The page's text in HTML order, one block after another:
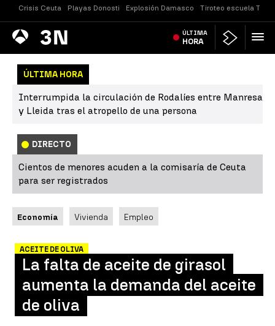
Crisis Ceuta Playas Donosti Explosión Damasco Tiroteo escuela
Antena
3 Noticias ÚLTIMA
HORA
ÚLTIMA HORA
Interrumpida la circulación de Rodalíes entre Manresa
y Lleida tras el atropello de una persona
DIRECTO
Cientos de menores acuden a la comisaría de Ceuta
para ser registrados
Economía Vivienda Empleo
ACEITE DE OLIVA
La falta de aceite de girasol
aumenta la demanda del aceite
de oliva